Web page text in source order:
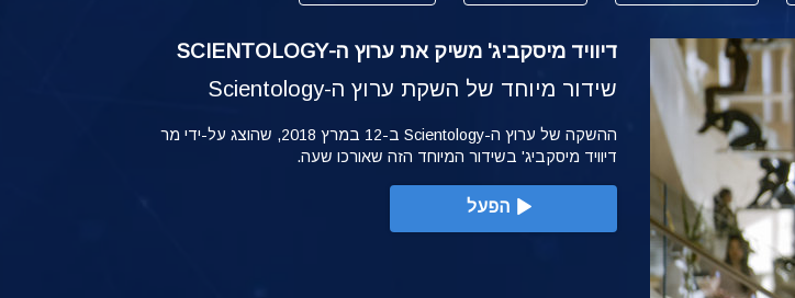
דיוויד מיסקביג' משיק את ערוץ ה-SCIENTOLOGY
שידור מיוחד של השקת ערוץ ה-Scientology
ההשקה של ערוץ ה-Scientology ב-12 במרץ 2018, שהוצג על-ידי מר
דיוויד מיסקביג' בשידור המיוחד הזה שאורכו שעה.
הפעל